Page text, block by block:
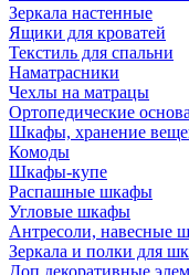
Зеркала настенные
Ящики для кроватей
Текстиль для спальни
Наматрасники
Чехлы на матрацы
Ортопедические
Шкафы, хранение
Комоды
Шкафы-купе
Распашные шкафы
Угловые шкафы
Антресоли, навесные
Зеркала и полки для
Доп.декоративные